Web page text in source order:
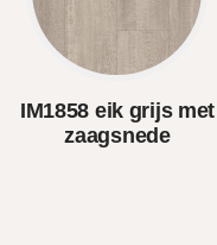
IM1858 eik grijs met
zaagsnede